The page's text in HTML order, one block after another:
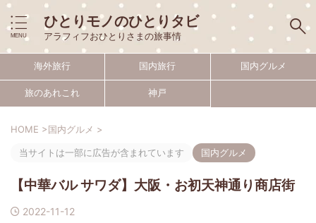
ひとりモノのひとりタビ
アラフィフおひとりさまの旅事情
海外旅行 国内旅行 国内グルメ
旅のあれこれ 神戸
HOME >国内グルメ >
当サイトは一部に広告が含まれています 国内グルメ
【中華バル サワダ】大阪・お初天神通り商店街
2022-11-12